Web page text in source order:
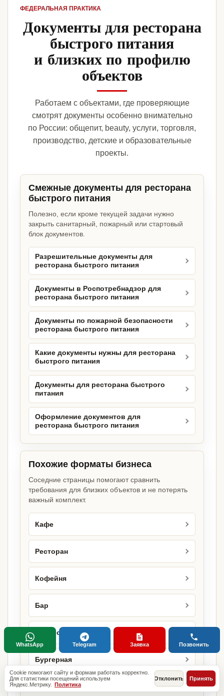
ФЕДЕРАЛЬНАЯ ПРАКТИКА
Документы для ресторана
быстрого питания
и близких по профилю
объектов
Работаем с объектами, где проверяющие
смотрят документы особенно внимательно
по России: общепит, beauty, услуги, торговля,
производство, детские и образовательные
проекты.
Смежные документы для ресторана
быстрого питания
Полезно, если кроме текущей задачи нужно
закрыть санитарный, пожарный или стартовый
блок документов.
Разрешительные документы для
ресторана быстрого питания
Документы в Роспотребнадзор для
ресторана быстрого питания
Документы по пожарной безопасности
ресторана быстрого питания
Какие документы нужны для ресторана
быстрого питания
Документы для ресторана быстрого
питания
Оформление документов для
ресторана быстрого питания
Похожие форматы бизнеса
Соседние страницы помогают сравнить
требования для близких объектов и не потерять
важный комплект.
Кафе
Ресторан
Кофейня
Бар
Бистро
Бургерная
Cookie помогают сайту и формам работать корректно.
Для статистики посещений используем
Яндекс.Метрику. Политика
Отклонить Принять
WhatsApp Telegram Заявка Позвонить